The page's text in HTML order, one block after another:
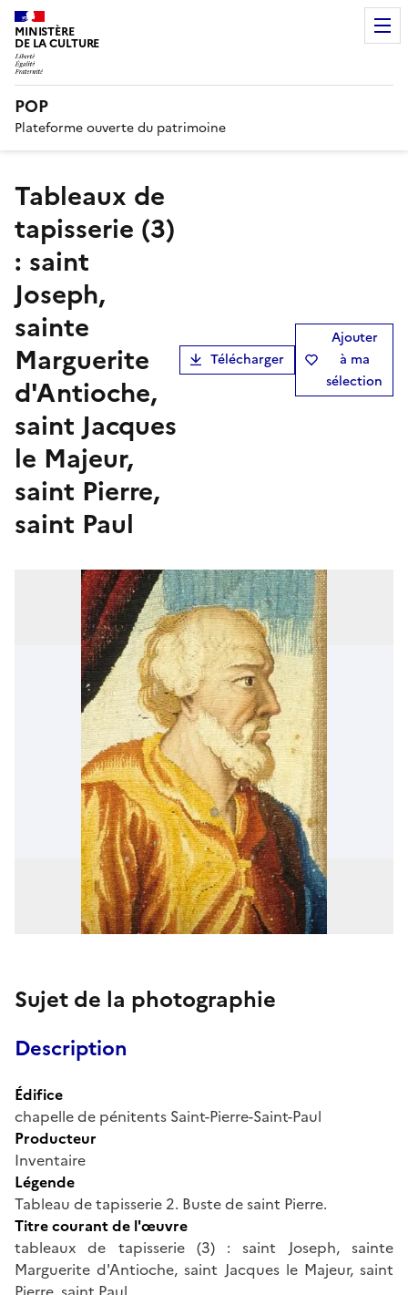
MINISTÈRE
DE LA CULTURE
POP
Plateforme ouverte du patrimoine
tableaux de
tapisserie (3)
: saint
Joseph,
sainte
Marguerite
d'Antioche,
saint Jacques
le Majeur,
saint Pierre,
saint Paul
Télécharger
Ajouter
à ma
sélection
Sujet de la photographie
Description
Édifice
chapelle de pénitents Saint-Pierre-Saint-Paul
Producteur
Inventaire
Légende
Tableau de tapisserie 2. Buste de saint Pierre.
Titre courant de l'œuvre
tableaux de tapisserie (3) : saint Joseph, sainte
Marguerite d'Antioche, saint Jacques le Majeur, saint